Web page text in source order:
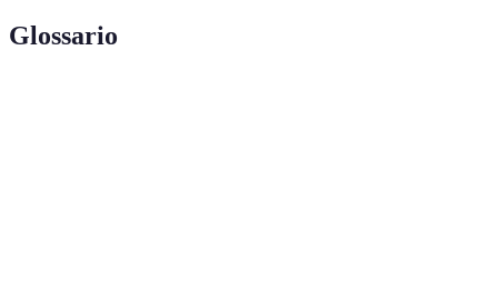
Glossario